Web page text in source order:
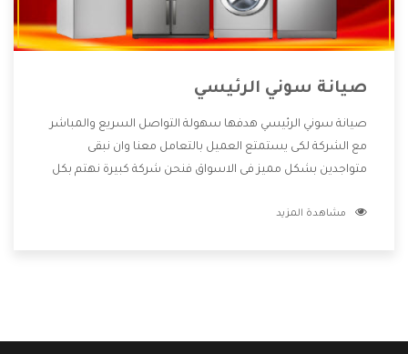
صيانة سوني الرئيسي
صيانة سوني الرئيسي هدفها سهولة التواصل السريع والمباشر
مع الشركة لكى يستمتع العميل بالتعامل معنا وان نبقى
متواجدين بشكل مميز فى الاسواق فنحن شركة كبيرة نهتم بكل
الشركة بها والتى تكون منها خدمة الصيانة التى تكون من أهم
مشاهدة المزيد